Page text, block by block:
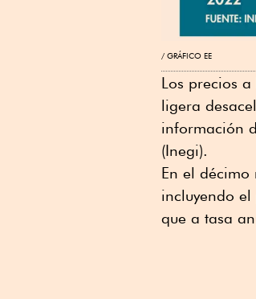
GRÁFICO EE
Los precios
ligera
información
(Inegi).
En el décimo
incluyendo
que a tasa